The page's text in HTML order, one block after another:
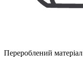
Перероблений матеріал